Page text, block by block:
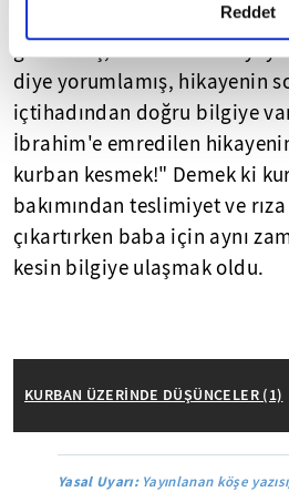
detaylı bilgi almak için lütfenReddet
değiştirmemişti. Allah
göstermiş, İbrahim ise
diye yorumlamış, hikayenin
içtihadından doğru bilgiye
İbrahim'e emredilen
kurban kesmek!" Demek ki
bakımından teslimiyet ve
çıkartırken baba için aynı
kesin bilgiye ulaşmak oldu.
KURBAN ÜZERİNDE DÜŞÜNCELER (1)
Yasal Uyarı: Yayınlanan köşe